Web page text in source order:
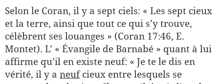
Selon le Coran, il y a sept ciels: « Les sept cieux
et la terre, ainsi que tout ce qui s’y trouve,
célèbrent ses louanges » (Coran 17:46, E.
Montet). L’ « Évangile de Barnabé » quant à lui
affirme qu’il en existe neuf: « Je te le dis en
vérité, il y a neufcieux entre lesquels se